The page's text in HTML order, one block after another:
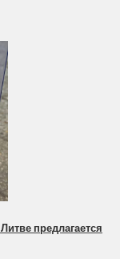
предлагается